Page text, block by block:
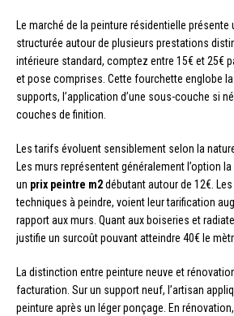
Le marché de la peinture résidentielle présente
structurée autour de plusieurs prestations
intérieure standard, comptez entre 15€ et 25€
et pose comprises. Cette fourchette englobe
supports, l’application d’une sous-couche si
couches de finition.
Les tarifs évoluent sensiblement selon la
Les murs représentent généralement l’option
un prix peintre m2débutant autour de 12€.
techniques à peindre, voient leur tarification
rapport aux murs. Quant aux boiseries et
justifie un surcoût pouvant atteindre 40€ le
La distinction entre peinture neuve et
facturation. Sur un support neuf, l’artisan
peinture après un léger ponçage. En